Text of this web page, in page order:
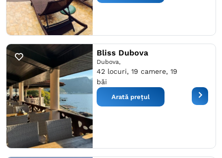
Bliss Dubova
Dubova,
42 locuri, 19 camere, 19
băi
Arată prețul